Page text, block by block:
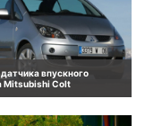
впускного
Mitsubishi Colt